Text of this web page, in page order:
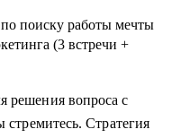
поиску работы мечты
(3 встречи +
решения вопроса с
Стратегия